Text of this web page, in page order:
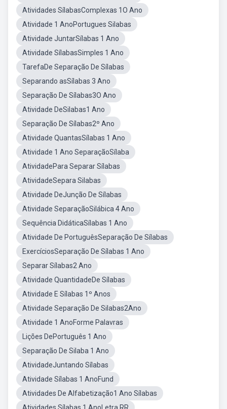
Atividades SílabasComplexas 1O Ano
Atividade 1 AnoPortugues Silabas
Atividade JuntarSílabas 1 Ano
Atividade SílabasSimples 1 Ano
TarefaDe Separação De Sílabas
Separando asSílabas 3 Ano
Separação De Sílabas3O Ano
Atividade DeSilabas1 Ano
Separação De Sílabas2º Ano
Atividade QuantasSílabas 1 Ano
Atividade 1 Ano SeparaçãoSílaba
AtividadePara Separar Sílabas
AtividadeSepara Silabas
Atividade DeJunção De Sílabas
Atividade SeparaçãoSilábica 4 Ano
Sequência DidáticaSílabas 1 Ano
Atividade De PortuguêsSeparação De Sílabas
ExercíciosSeparação De Sílabas 1 Ano
Separar Sílabas2 Ano
Atividade QuantidadeDe Sílabas
Atividade E Sílabas 1º Anos
Atividade Separação De Silabas2Ano
Atividade 1 AnoForme Palavras
Lições DePortuguês 1 Ano
Separação De Silaba 1 Ano
AtividadeJuntando Sílabas
Atividade Sílabas 1 AnoFund
Atividades De Alfabetização1 Ano Sílabas